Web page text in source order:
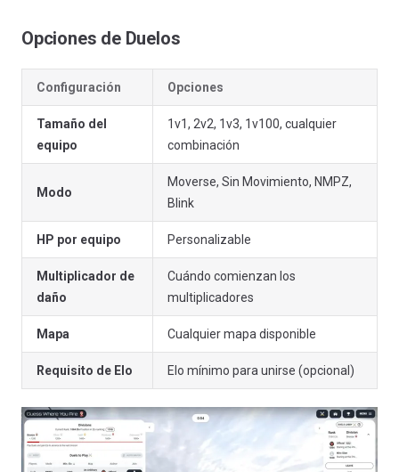
Opciones de Duelos
Configuración Opciones
Tamaño del
equipo
1v1, 2v2, 1v3, 1v100, cualquier
combinación
Modo
Moverse, Sin Movimiento, NMPZ,
Blink
HP por equipo Personalizable
Multiplicador de
daño
Cuándo comienzan los
multiplicadores
Mapa Cualquier mapa disponible
Requisito de Elo Elo mínimo para unirse (opcional)